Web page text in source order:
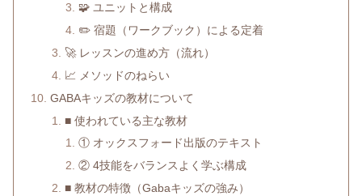
🧩 ユニットと構成
✏️ 宿題（ワークブック）による定着
🚀 レッスンの進め方（流れ）
📈 メソッドのねらい
GABAキッズの教材について
■ 使われている主な教材
① オックスフォード出版のテキスト
② 4技能をバランスよく学ぶ構成
■ 教材の特徴（Gabaキッズの強み）